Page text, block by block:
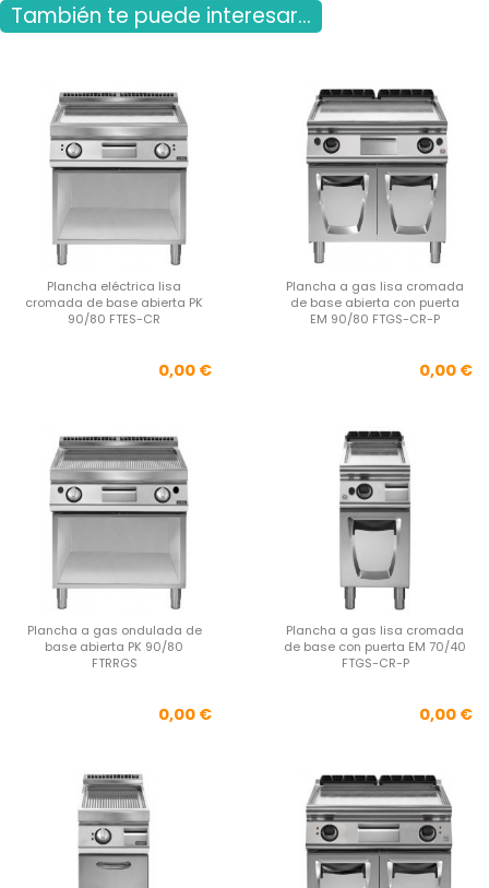
También te puede interesar...
Plancha eléctrica lisa
cromada de base abierta PK
90/80 FTES-CR
Precio
0,00 €
Plancha a gas lisa cromada
de base abierta con puerta
EM 90/80 FTGS-CR-P
0,00 €
Plancha a gas ondulada de
base abierta PK 90/80
FTRRGS
Precio
0,00 €
Plancha a gas lisa cromada
de base con puerta EM 70/40
FTGS-CR-P
0,00 €